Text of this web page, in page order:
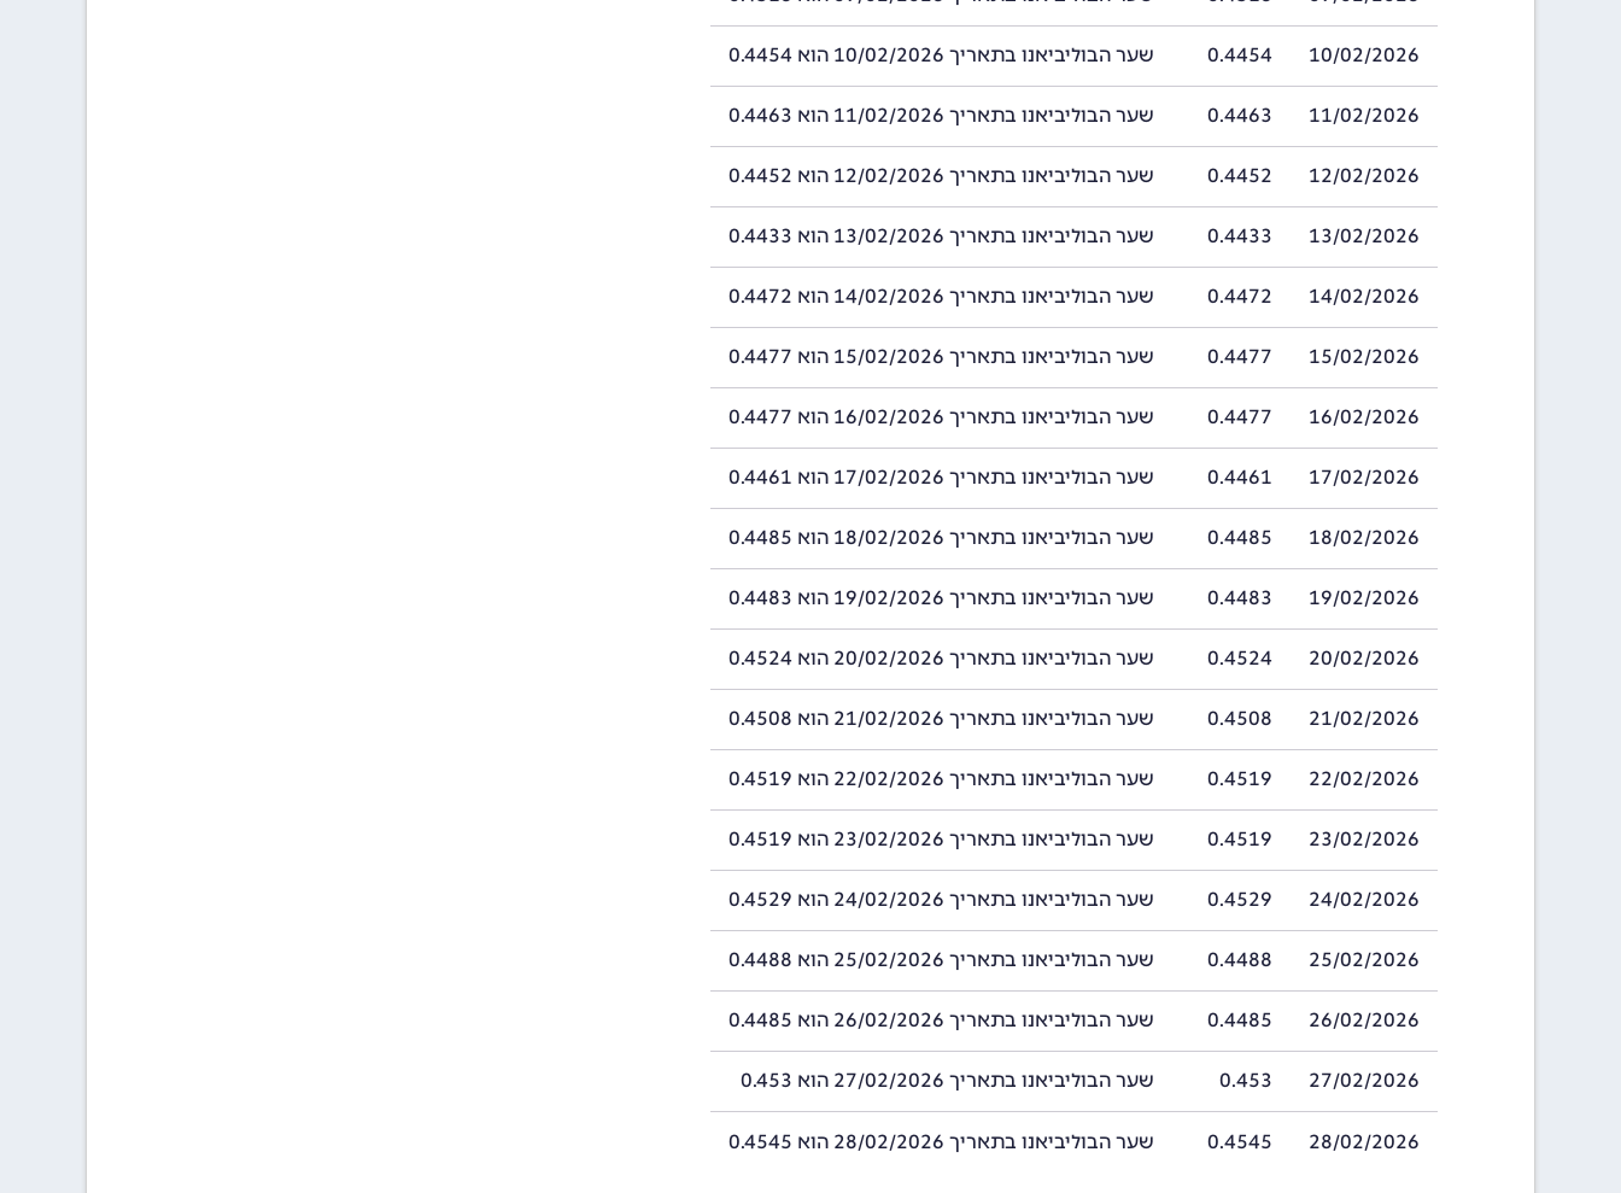
10/02/2026
0.4454 שער הבוליביאנו בתאריך 10/02/2026 הוא 0.4454
11/02/2026
0.4463 שער הבוליביאנו בתאריך 11/02/2026 הוא 0.4463
12/02/2026
0.4452 שער הבוליביאנו בתאריך 12/02/2026 הוא 0.4452
13/02/2026
0.4433 שער הבוליביאנו בתאריך 13/02/2026 הוא 0.4433
14/02/2026
0.4472 שער הבוליביאנו בתאריך 14/02/2026 הוא 0.4472
15/02/2026
0.4477 שער הבוליביאנו בתאריך 15/02/2026 הוא 0.4477
16/02/2026
0.4477 שער הבוליביאנו בתאריך 16/02/2026 הוא 0.4477
17/02/2026
0.4461 שער הבוליביאנו בתאריך 17/02/2026 הוא 0.4461
18/02/2026
0.4485 שער הבוליביאנו בתאריך 18/02/2026 הוא 0.4485
19/02/2026
0.4483 שער הבוליביאנו בתאריך 19/02/2026 הוא 0.4483
20/02/2026
0.4524 שער הבוליביאנו בתאריך 20/02/2026 הוא 0.4524
21/02/2026
0.4508 שער הבוליביאנו בתאריך 21/02/2026 הוא 0.4508
22/02/2026
0.4519 שער הבוליביאנו בתאריך 22/02/2026 הוא 0.4519
23/02/2026
0.4519 שער הבוליביאנו בתאריך 23/02/2026 הוא 0.4519
24/02/2026
0.4529 שער הבוליביאנו בתאריך 24/02/2026 הוא 0.4529
25/02/2026
0.4488 שער הבוליביאנו בתאריך 25/02/2026 הוא 0.4488
26/02/2026
0.4485 שער הבוליביאנו בתאריך 26/02/2026 הוא 0.4485
27/02/2026
0.453 שער הבוליביאנו בתאריך 27/02/2026 הוא 0.453
28/02/2026
0.4545 שער הבוליביאנו בתאריך 28/02/2026 הוא 0.4545